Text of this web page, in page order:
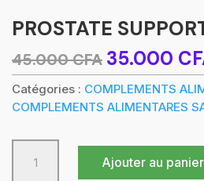
PROSTATE
45.000CFA Le
prix
initial
était :
35.000
Catégories : COMPLEMENTS
COMPLEMENTS ALIMENTARES
Ajouter au panier